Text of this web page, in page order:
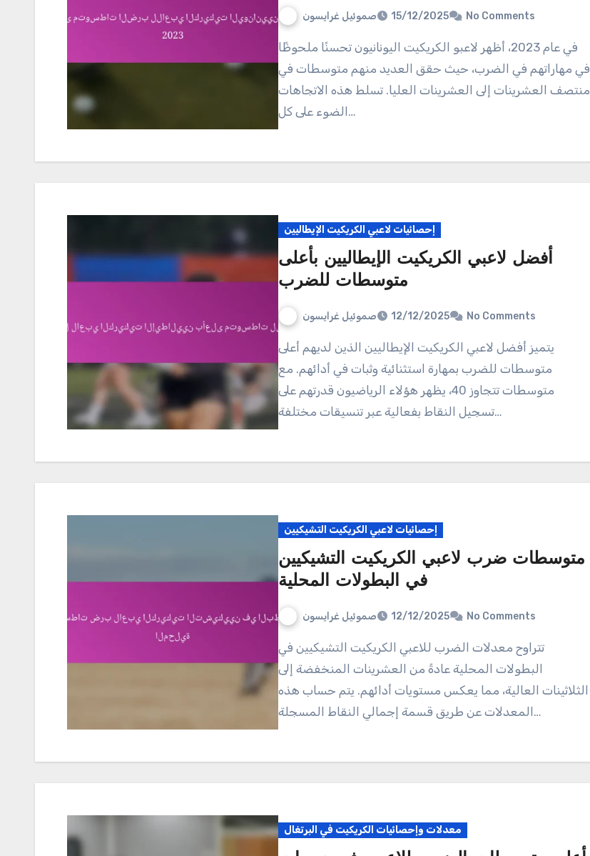
صموئيل غرايسون 15/12/2025 No Comments
في عام 2023، أظهر لاعبو الكريكيت اليونانيون تحسنًا ملحوظًا
في مهاراتهم في الضرب، حيث حقق العديد منهم متوسطات في
منتصف العشرينات إلى العشرينات العليا. تسلط هذه الاتجاهات
الضوء على كل…
إحصائيات لاعبي الكريكيت الإيطاليين
أفضل لاعبي الكريكيت الإيطاليين بأعلى
متوسطات للضرب
صموئيل غرايسون 12/12/2025 No Comments
يتميز أفضل لاعبي الكريكيت الإيطاليين الذين لديهم أعلى
متوسطات للضرب بمهارة استثنائية وثبات في أدائهم. مع
متوسطات تتجاوز 40، يظهر هؤلاء الرياضيون قدرتهم على
تسجيل النقاط بفعالية عبر تنسيقات مختلفة…
إحصائيات لاعبي الكريكيت التشيكيين
متوسطات ضرب لاعبي الكريكيت التشيكيين
في البطولات المحلية
صموئيل غرايسون 12/12/2025 No Comments
تتراوح معدلات الضرب للاعبي الكريكيت التشيكيين في
البطولات المحلية عادةً من العشرينات المنخفضة إلى
الثلاثينات العالية، مما يعكس مستويات أدائهم. يتم حساب هذه
المعدلات عن طريق قسمة إجمالي النقاط المسجلة…
معدلات وإحصائيات الكريكيت في البرتغال